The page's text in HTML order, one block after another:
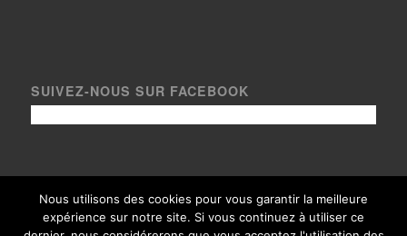
SUIVEZ-NOUS SUR FACEBOOK
© Copyright Le Gest 2020, tous droits réservés - Crédits photos
Nous utilisons des cookies pour vous garantir la meilleure
expérience sur notre site. Si vous continuez à utiliser ce